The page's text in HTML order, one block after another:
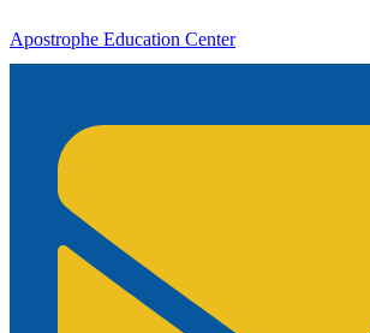
Apostrophe Education Center